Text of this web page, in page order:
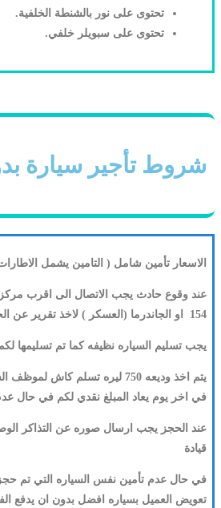
تحتوى على نور بالشنطة الخلفية.
تحتوى على سبويلر خلفي.
شروط تأجير سيارة
الاسعار تأمين شامل ( التامين يشمل
عند وقوع حادث يجب الاتصال الى اقرب
154 او الجاندرما (العسكر ) لاخذ تقرير عن الحادث
يجب تسليم السياره نظيفه كما تم تسليمها
يتم اخذ وديعه 750 ليره تسلم كاش
في اخر يوم يعاد المبلغ نقدي لكم في حال
عند الحجز يجب ارسال صوره عن التذاكر
قيادة
في حال عدم تأمين نفس السياره التي تم
تعويض العميل بسياره افضل بدون ان يدفع